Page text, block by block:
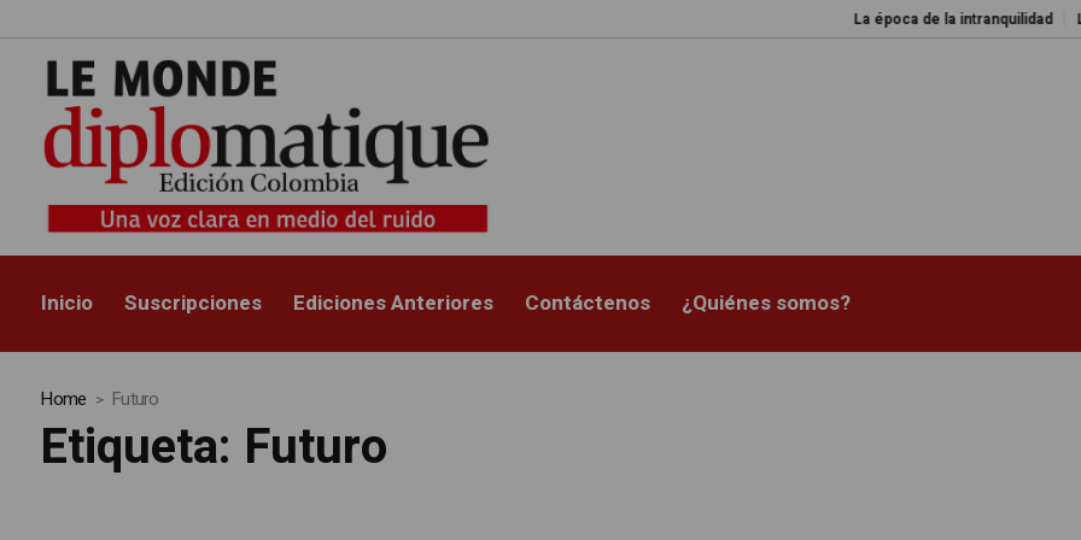
La época de la intranquilidad Los
Inicio Suscripciones Ediciones Anteriores Contáctenos ¿Quiénes somos?
Home Futuro
Etiqueta: Futuro